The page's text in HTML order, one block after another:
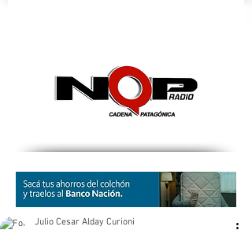
Julio Cesar Alday Curioni